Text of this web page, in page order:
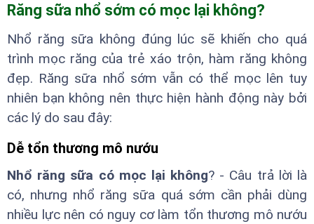
Răng sữa nhổ sớm có mọc lại không?
Nhổ răng sữa không đúng lúc sẽ khiến cho quá
trình mọc răng của trẻ xáo trộn, hàm răng không
đẹp. Răng sữa nhổ sớm vẫn có thể mọc lên tuy
nhiên bạn không nên thực hiện hành động này bởi
các lý do sau đây:
Dễ tổn thương mô nướu
Nhổ răng sữa có mọc lại không? - Câu trả lời là
có, nhưng nhổ răng sữa quá sớm cần phải dùng
nhiều lực nên có nguy cơ làm tổn thương mô nướu